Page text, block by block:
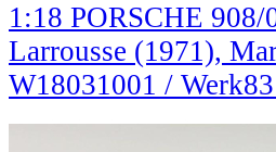
1:18 PORSCHE
Larrousse (1971),
W18031001 / Werk83